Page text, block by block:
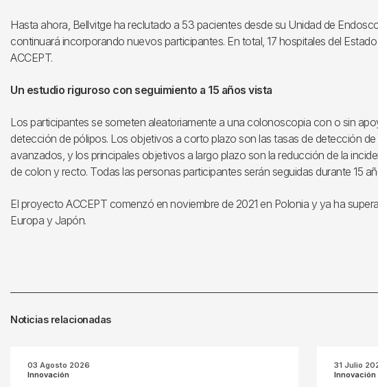
Hasta ahora, Bellvitge ha reclutado a 53 pacientes desde su Unidad de
continuará incorporando nuevos participantes. En total, 17 hospitales del
ACCEPT.
Un estudio riguroso con seguimiento a 15 años vista
Los participantes se someten aleatoriamente a una colonoscopia con o sin
detección de pólipos. Los objetivos a corto plazo son las tasas de detección
avanzados, y los principales objetivos a largo plazo son la reducción de la
de colon y recto. Todas las personas participantes serán seguidas durante 15
El proyecto ACCEPT comenzó en noviembre de 2021 en Polonia y ya ha
Europa y Japón.
Noticias relacionadas
03 Agosto 2026
Innovación
31 Julio
Innovación